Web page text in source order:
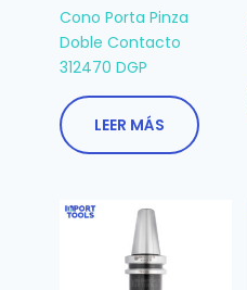
Cono Porta Pinza
Doble Contacto
312470 DGP
LEER MÁS